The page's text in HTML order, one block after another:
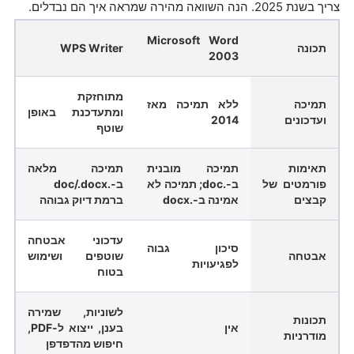
צריך בשנת 2025. הנה השוואה מהירה שמראה איך הם נבדלים.
תכונה
Microsoft Word
2003
WPS Writer
תמיכה
ועדכונים
ללא תמיכה מאז
2014
מתוחזקת
ומתעדכנת באופן
שוטף
תאימות
פורמטים של
קבצים
תמיכה מובנית
ב-.doc; תמיכה לא
אמינה ב-.docx
תמיכה מלאה
ב-.doc/.docx
ברמת דיוק גבוהה
אבטחה
סיכון גבוה
לפגיעויות
עדכוני אבטחה
שוטפים ושימוש
בטוח
תכונות
מודרניות
אין
לשוניות, שמירה
בענן, ייצוא ל-PDF,
חיפוש מהדפדפן